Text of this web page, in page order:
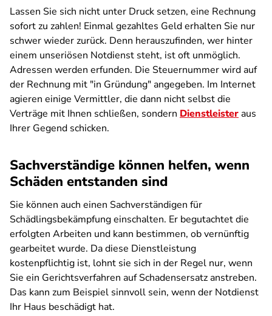
Lassen Sie sich nicht unter Druck setzen, eine Rechnung
sofort zu zahlen! Einmal gezahltes Geld erhalten Sie nur
schwer wieder zurück. Denn herauszufinden, wer hinter
einem unseriösen Notdienst steht, ist oft unmöglich.
Adressen werden erfunden. Die Steuernummer wird auf
der Rechnung mit "in Gründung" angegeben. Im Internet
agieren einige Vermittler, die dann nicht selbst die
Verträge mit Ihnen schließen, sondern Dienstleisteraus
Ihrer Gegend schicken.
Sachverständige können helfen, wenn
Schäden entstanden sind
Sie können auch einen Sachverständigen für
Schädlingsbekämpfung einschalten. Er begutachtet die
erfolgten Arbeiten und kann bestimmen, ob vernünftig
gearbeitet wurde. Da diese Dienstleistung
kostenpflichtig ist, lohnt sie sich in der Regel nur, wenn
Sie ein Gerichtsverfahren auf Schadensersatz anstreben.
Das kann zum Beispiel sinnvoll sein, wenn der Notdienst
Ihr Haus beschädigt hat.